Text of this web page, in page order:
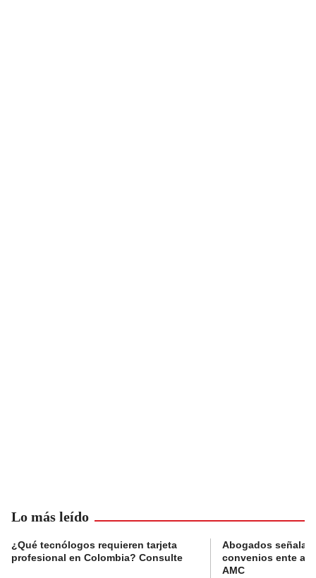
Lo más leído
¿Qué tecnólogos requieren tarjeta
profesional en Colombia? Consulte
Abogados
convenios ente
AMC